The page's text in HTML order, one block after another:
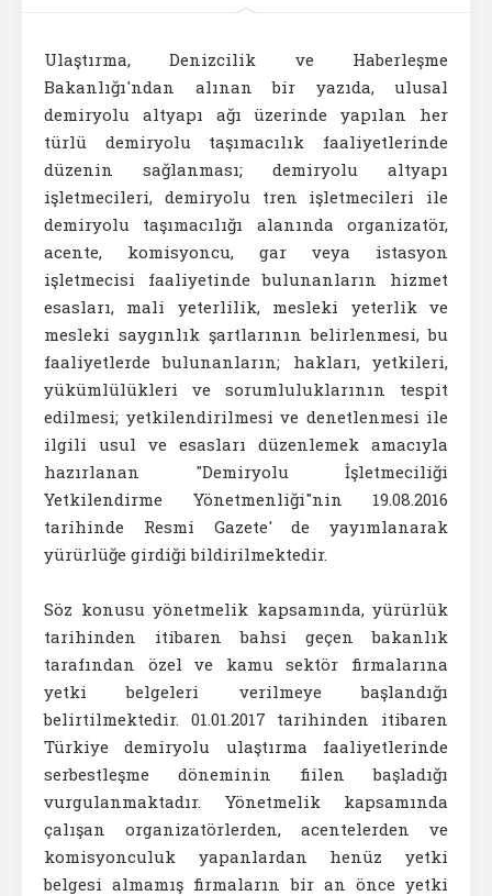
Ulaştırma, Denizcilik ve Haberleşme
Bakanlığı'ndan alınan bir yazıda, ulusal
demiryolu altyapı ağı üzerinde yapılan her
türlü demiryolu taşımacılık faaliyetlerinde
düzenin sağlanması; demiryolu altyapı
işletmecileri, demiryolu tren işletmecileri ile
demiryolu taşımacılığı alanında organizatör,
acente, komisyoncu, gar veya istasyon
işletmecisi faaliyetinde bulunanların hizmet
esasları, mali yeterlilik, mesleki yeterlik ve
mesleki saygınlık şartlarının belirlenmesi, bu
faaliyetlerde bulunanların; hakları, yetkileri,
yükümlülükleri ve sorumluluklarının tespit
edilmesi; yetkilendirilmesi ve denetlenmesi ile
ilgili usul ve esasları düzenlemek amacıyla
hazırlanan "Demiryolu İşletmeciliği
Yetkilendirme Yönetmenliği"nin 19.08.2016
tarihinde Resmi Gazete' de yayımlanarak
yürürlüğe girdiği bildirilmektedir.
Söz konusu yönetmelik kapsamında, yürürlük
tarihinden itibaren bahsi geçen bakanlık
tarafından özel ve kamu sektör firmalarına
yetki belgeleri verilmeye başlandığı
belirtilmektedir. 01.01.2017 tarihinden itibaren
Türkiye demiryolu ulaştırma faaliyetlerinde
serbestleşme döneminin fiilen başladığı
vurgulanmaktadır. Yönetmelik kapsamında
çalışan organizatörlerden, acentelerden ve
komisyonculuk yapanlardan henüz yetki
belgesi almamış firmaların bir an önce yetki